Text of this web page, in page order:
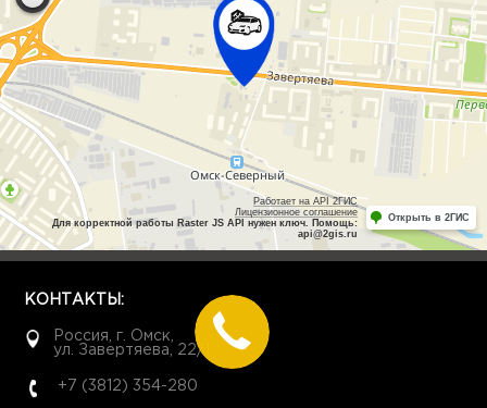
Работает на API 2ГИС
Лицензионное соглашение
Для корректной работы Raster JS API нужен ключ. Помощь:
api@2gis.ru
Открыть в 2ГИС
КОНТАКТЫ:
Россия, г. Омск,
ул. Завертяева, 22/1
+7 (3812) 354-280